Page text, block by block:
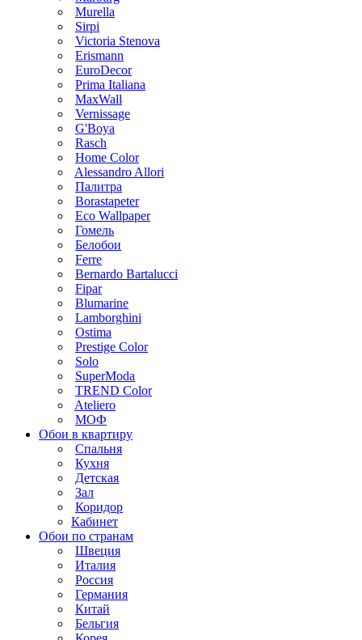
Murella
Sirpi
Victoria Stenova
Erismann
EuroDecor
Prima Italiana
MaxWall
Vernissage
G'Boya
Rasch
Home Color
Alessandro Allori
Палитра
Borastapeter
Eco Wallpaper
Гомель
Белобои
Ferre
Bernardo Bartalucci
Fipar
Blumarine
Lamborghini
Ostima
Prestige Color
Solo
SuperModa
TREND Color
Ateliero
МОФ
Обои в квартиру
Спальня
Кухня
Детская
Зал
Коридор
Кабинет
Обои по странам
Швеция
Италия
Россия
Германия
Китай
Бельгия